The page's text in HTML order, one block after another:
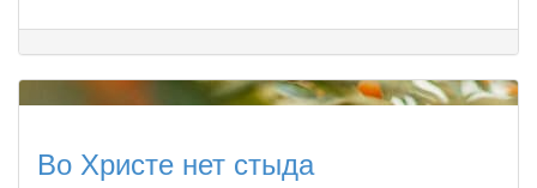
Во Христе нет стыда